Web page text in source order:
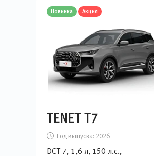
Новинка Акция
TENET T7
Год выпуска: 2026
DCT 7, 1,6 л, 150 л.с.,